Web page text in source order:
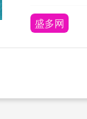
盛多网